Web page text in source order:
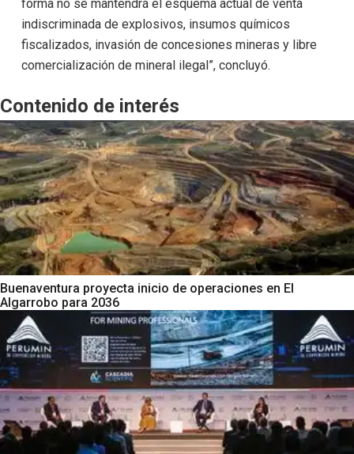
forma no se mantendrá el esquema actual de venta
indiscriminada de explosivos, insumos químicos
fiscalizados, invasión de concesiones mineras y libre
comercialización de mineral ilegal”, concluyó.
Contenido de interés
Buenaventura proyecta inicio de operaciones en El
Algarrobo para 2036